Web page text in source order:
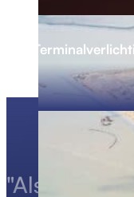
"Als